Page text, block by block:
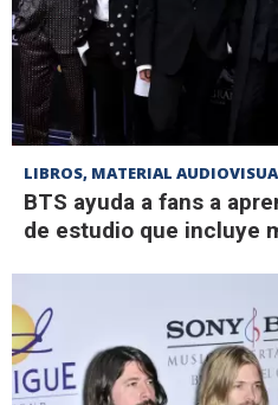
LIBROS, MATERIAL
BTS ayuda a fans a
de estudio que incluye